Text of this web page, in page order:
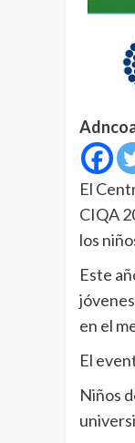
El
CIQA
los
Este
en el
El
Niños